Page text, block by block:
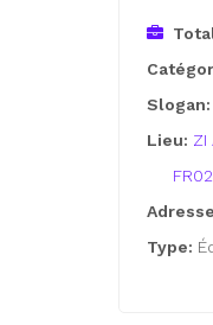
Slogan:
Lieu: ZI
Type: